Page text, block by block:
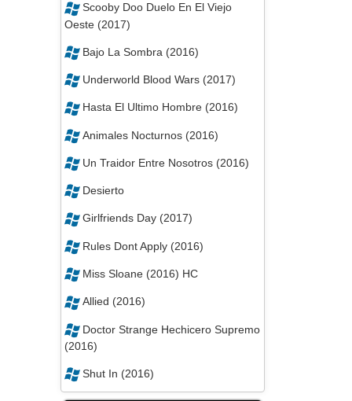
Scooby Doo Duelo En El Viejo
Oeste (2017)
Bajo La Sombra (2016)
Underworld Blood Wars (2017)
Hasta El Ultimo Hombre (2016)
Animales Nocturnos (2016)
Un Traidor Entre Nosotros (2016)
Desierto
Girlfriends Day (2017)
Rules Dont Apply (2016)
Miss Sloane (2016) HC
Allied (2016)
Doctor Strange Hechicero Supremo
(2016)
Shut In (2016)